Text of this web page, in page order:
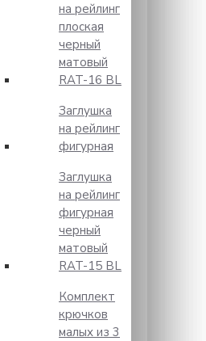
на рейлинг
плоская
черный
матовый
RAT-16 BL
Заглушка
на рейлинг
фигурная
Заглушка
на рейлинг
фигурная
черный
матовый
RAT-15 BL
Комплект
крючков
малых из 3